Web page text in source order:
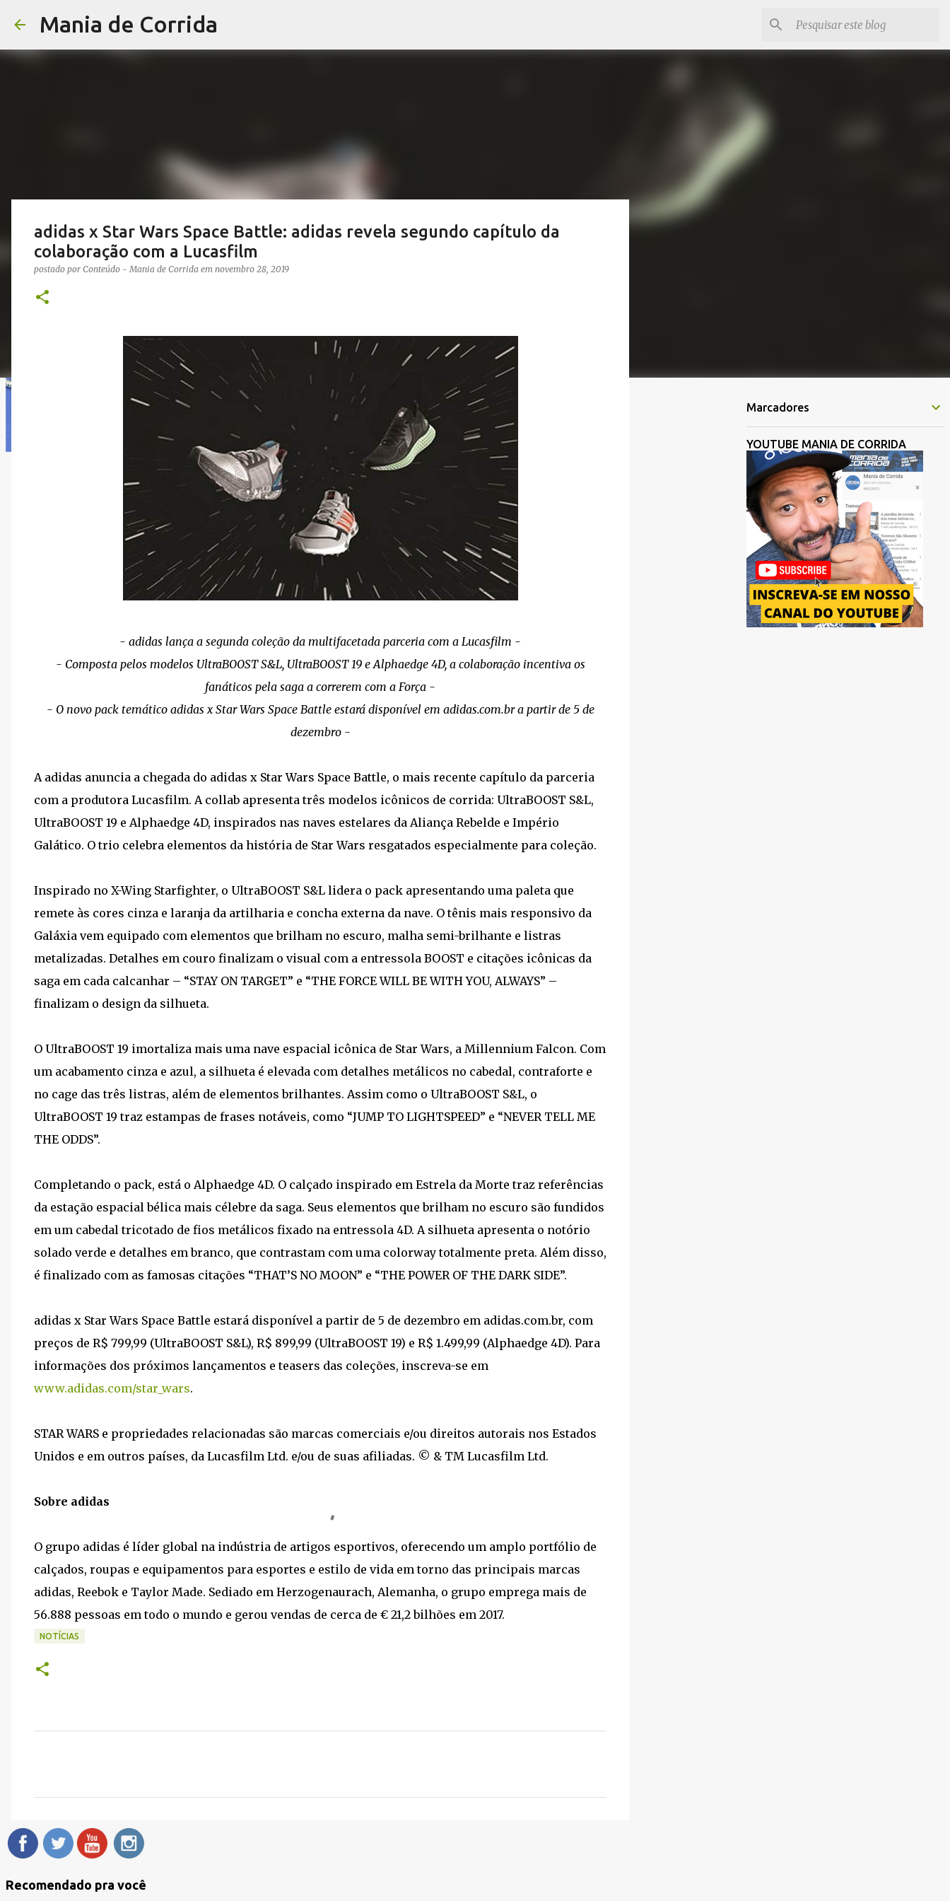
Mania de Corrida
adidas x Star Wars Space Battle: adidas revela segundo capítulo da
colaboração com a Lucasfilm
postado por Conteúdo - Mania de Corrida em novembro 28, 2019
- adidas lança a segunda coleção da multifacetada parceria com a Lucasfilm -
- Composta pelos modelos UltraBOOST S&L, UltraBOOST 19 e Alphaedge 4D, a colaboração incentiva os
fanáticos pela saga a correrem com a Força -
- O novo pack temático adidas x Star Wars Space Battle estará disponível em adidas.com.br a partir de 5 de
dezembro -
A adidas anuncia a chegada do adidas x Star Wars Space Battle, o mais recente capítulo da parceria
com a produtora Lucasfilm. A collab apresenta três modelos icônicos de corrida: UltraBOOST S&L,
UltraBOOST 19 e Alphaedge 4D, inspirados nas naves estelares da Aliança Rebelde e Império
Galático. O trio celebra elementos da história de Star Wars resgatados especialmente para coleção.
Inspirado no X-Wing Starfighter, o UltraBOOST S&L lidera o pack apresentando uma paleta que
remete às cores cinza e laranja da artilharia e concha externa da nave. O tênis mais responsivo da
Galáxia vem equipado com elementos que brilham no escuro, malha semi-brilhante e listras
metalizadas. Detalhes em couro finalizam o visual com a entressola BOOST e citações icônicas da
saga em cada calcanhar – “STAY ON TARGET” e “THE FORCE WILL BE WITH YOU, ALWAYS” –
finalizam o design da silhueta.
O UltraBOOST 19 imortaliza mais uma nave espacial icônica de Star Wars, a Millennium Falcon. Com
um acabamento cinza e azul, a silhueta é elevada com detalhes metálicos no cabedal, contraforte e
no cage das três listras, além de elementos brilhantes. Assim como o UltraBOOST S&L, o
UltraBOOST 19 traz estampas de frases notáveis, como “JUMP TO LIGHTSPEED” e “NEVER TELL ME
THE ODDS”.
Completando o pack, está o Alphaedge 4D. O calçado inspirado em Estrela da Morte traz referências
da estação espacial bélica mais célebre da saga. Seus elementos que brilham no escuro são fundidos
em um cabedal tricotado de fios metálicos fixado na entressola 4D. A silhueta apresenta o notório
solado verde e detalhes em branco, que contrastam com uma colorway totalmente preta. Além disso,
é finalizado com as famosas citações “THAT’S NO MOON” e “THE POWER OF THE DARK SIDE”.
adidas x Star Wars Space Battle estará disponível a partir de 5 de dezembro em adidas.com.br, com
preços de R$ 799,99 (UltraBOOST S&L), R$ 899,99 (UltraBOOST 19) e R$ 1.499,99 (Alphaedge 4D). Para
informações dos próximos lançamentos e teasers das coleções, inscreva-se em
www.adidas.com/star_wars.
STAR WARS e propriedades relacionadas são marcas comerciais e/ou direitos autorais nos Estados
Unidos e em outros países, da Lucasfilm Ltd. e/ou de suas afiliadas. © & TM Lucasfilm Ltd.
Sobre adidas
O grupo adidas é líder global na indústria de artigos esportivos, oferecendo um amplo portfólio de
calçados, roupas e equipamentos para esportes e estilo de vida em torno das principais marcas
adidas, Reebok e Taylor Made. Sediado em Herzogenaurach, Alemanha, o grupo emprega mais de
56.888 pessoas em todo o mundo e gerou vendas de cerca de € 21,2 bilhões em 2017.
NOTÍCIAS
n
t
r
Recomendado pra você
Marcadores
YOUTUBE MANIA DE CORRIDA